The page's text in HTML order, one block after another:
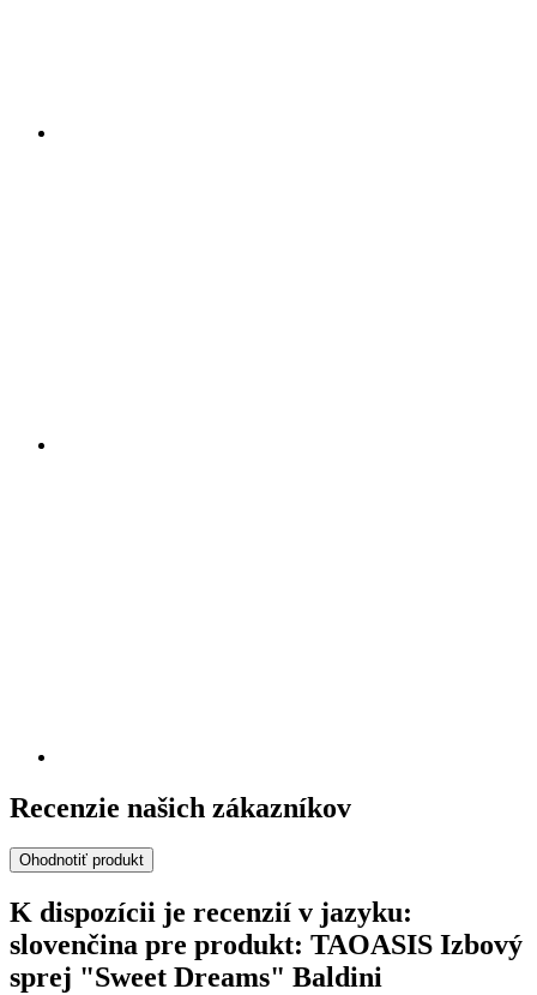
Recenzie našich zákazníkov
Ohodnotiť produkt
K dispozícii je recenzií v jazyku:
slovenčina pre produkt: TAOASIS Izbový
sprej "Sweet Dreams" Baldini